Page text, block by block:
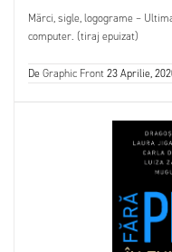
Mărci, sigle, logograme –
computer. (tiraj epuizat)
DeGraphic Front23 Aprilie,